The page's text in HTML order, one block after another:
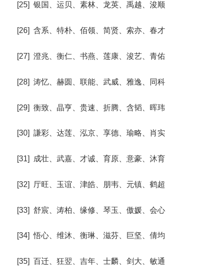
[25] 银国、运贝、素林、龙英、禹越、浚顺
[26] 含系、特朴、佰领、简贤、索亦、春才
[27] 澄兆、衡仁、书燕、莲康、浚艺、青佑
[28] 涛忆、赫圆、联能、武威、雅逸、同科
[29] 衡致、晶亨、贵速、折腾、含韬、晖玮
[30] 謙彩、达莲、泓京、享德、瑜略、肖实
[31] 成壮、武嘉、才诚、育原、意豪、沐育
[32] 厅旺、玉谊、津皓、朋韦、元镇、鹤超
[33] 舒宸、涛柏、缘修、琴玉、傲媛、会心
[34] 悟心、维沐、衡琳、滋芬、巨坚、倩均
[35] 百迁、狂翌、吉年、士麟、剑大、敏通